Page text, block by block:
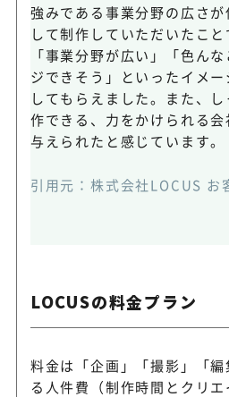
強みである事業分野の広さ
して制作していただいたこ
「事業分野が広い」「色ん
ジできそう」といったイメ
してもらえました。また、
作できる、力をかけられる会
与えられたと感じています。
引用元：株式会社LOCUS お
LOCUSの料金プラン
料金は「企画」「撮影」「
る人件費（制作時間とクリ